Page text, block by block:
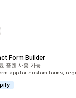
Form Builder
플랜 사용 가능
app for custom forms,